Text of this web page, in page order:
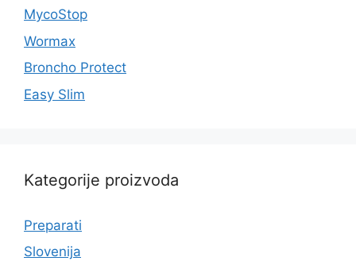
MycoStop
Wormax
Broncho Protect
Easy Slim
Kategorije proizvoda
Preparati
Slovenija